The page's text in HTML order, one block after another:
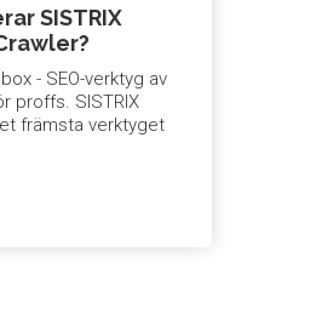
SISTRIX
- SEO-verktyg av
proffs. SISTRIX
främsta verktyget